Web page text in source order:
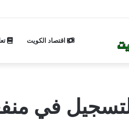
اقتصاد الكويت
في منفعة